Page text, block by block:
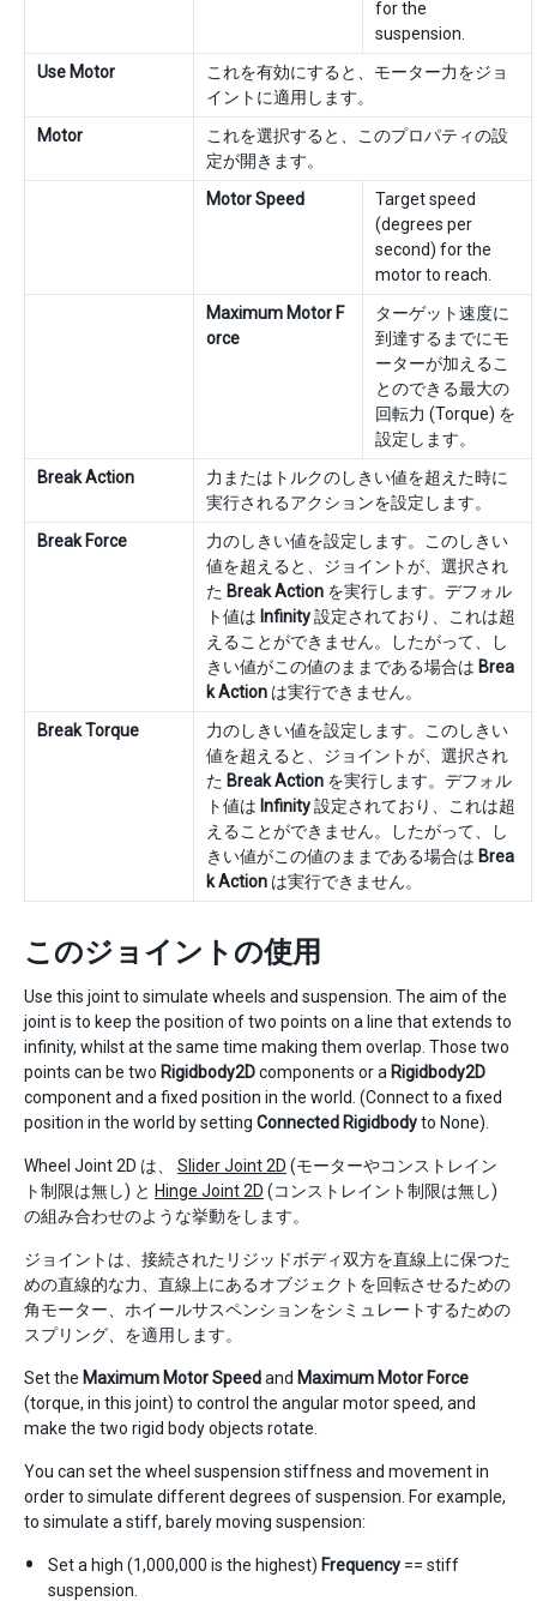
for the
suspension.
Use Motor
これを有効にすると、モーター力をジョ
イントに適用します。
Motor
これを選択すると、このプロパティの設
定が開きます。
Motor Speed
Target speed
(degrees per
second) for the
motor to reach.
Maximum Motor F
orce
ターゲット速度に
到達するまでにモ
ーターが加えるこ
とのできる最大の
回転力 (Torque) を
設定します。
Break Action
力またはトルクのしきい値を超えた時に
実行されるアクションを設定します。
Break Force
力のしきい値を設定します。このしきい
値を超えると、ジョイントが、選択され
た Break Action を実行します。デフォル
ト値は Infinity設定されており、これは超
えることができません。したがって、し
きい値がこの値のままである場合は Brea
k Action は実行できません。
Break Torque
力のしきい値を設定します。このしきい
値を超えると、ジョイントが、選択され
た Break Action を実行します。デフォル
ト値は Infinity設定されており、これは超
えることができません。したがって、し
きい値がこの値のままである場合は Brea
k Action は実行できません。
このジョイントの使用
Use this joint to simulate wheels and suspension. The aim of the
joint is to keep the position of two points on a line that extends to
infinity, whilst at the same time making them overlap. Those two
points can be two Rigidbody2Dcomponents or a Rigidbody2D
component and a fixed position in the world. (Connect to a fixed
position in the world by setting Connected Rigidbodyto None).
Wheel Joint 2D は、 Slider Joint 2D (モーターやコンストレイン
ト制限は無し) と Hinge Joint 2D (コンストレイント制限は無し)
の組み合わせのような挙動をします。
ジョイントは、接続されたリジッドボディ双方を直線上に保つた
めの直線的な力、直線上にあるオブジェクトを回転させるための
角モーター、ホイールサスペンションをシミュレートするための
スプリング、を適用します。
Set the Maximum Motor Speedand Maximum Motor Force
(torque, in this joint) to control the angular motor speed, and
make the two rigid body objects rotate.
You can set the wheel suspension stiffness and movement in
order to simulate different degrees of suspension. For example,
to simulate a stiff, barely moving suspension:
Set a high (1,000,000 is the highest) Frequency == stiff
suspension.